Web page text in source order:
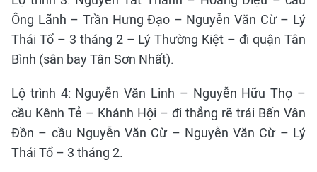
Ông Lãnh – Trần Hưng Đạo – Nguyễn Văn Cừ – Lý
Thái Tổ – 3 tháng 2 – Lý Thường Kiệt – đi quận Tân
Bình (sân bay Tân Sơn Nhất).
Lộ trình 4: Nguyễn Văn Linh – Nguyễn Hữu Thọ –
cầu Kênh Tẻ – Khánh Hội – đi thẳng rẽ trái Bến Vân
Đồn – cầu Nguyễn Văn Cừ – Nguyễn Văn Cừ – Lý
Thái Tổ – 3 tháng 2.